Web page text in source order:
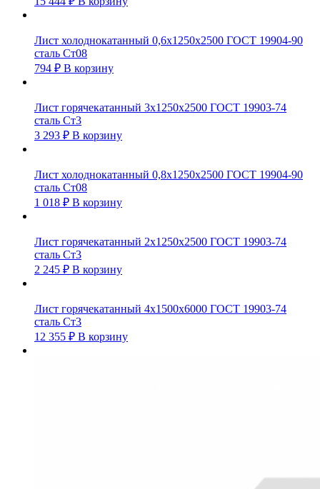
Лист холоднокатанный 0,6х1250х2500 ГОСТ 19904-90
сталь Ст08
794 ₽ В корзину
Лист горячекатанный 3х1250х2500 ГОСТ 19903-74
сталь Ст3
3 293 ₽ В корзину
Лист холоднокатанный 0,8х1250х2500 ГОСТ 19904-90
сталь Ст08
1 018 ₽ В корзину
Лист горячекатанный 2х1250х2500 ГОСТ 19903-74
сталь Ст3
2 245 ₽ В корзину
Лист горячекатанный 4х1500х6000 ГОСТ 19903-74
сталь Ст3
12 355 ₽ В корзину